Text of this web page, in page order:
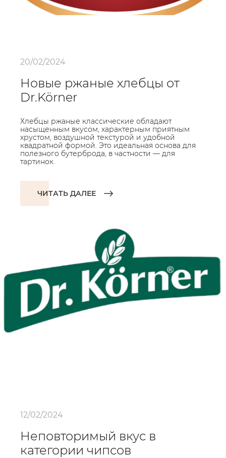
20/02/2024
Новые ржаные хлебцы от
Dr.Körner
Хлебцы ржаные классические обладают
насыщенным вкусом, характерным приятным
хрустом, воздушной текстурой и удобной
квадратной формой. Это идеальная основа для
полезного бутерброда, в частности — для
тартинок.
ЧИТАТЬ ДАЛЕЕ
12/02/2024
Неповторимый вкус в
категории чипсов